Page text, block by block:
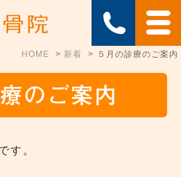
HOME 新着 ５月の診療のご案内
のご案内
す。